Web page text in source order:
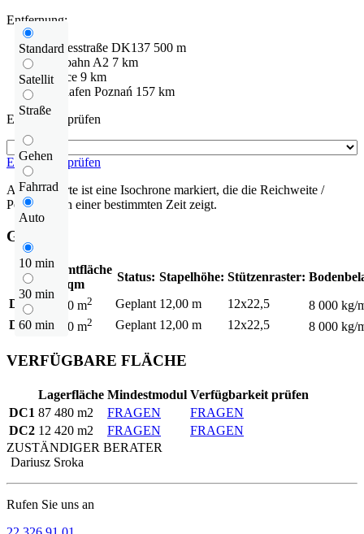
Standard
Satellit
Straße
Gehen
Fahrrad
Auto
10 min
30 min
60 min
Entfernung:
Bundesstraße DK137 500 m
Autobahn A2 7 km
Słubice 9 km
Flughafen Poznań 157 km
Entfernung prüfen
Entfernung prüfen
Auf der Karte ist eine Isochrone markiert, die die Reichweite /
Pendelzeit in einer bestimmten Zeit zeigt.
Gebäude
Gesamtfläche
qm
Status: Stapelhöhe: Stützenraster:
DC1
87 480 m2 Geplant 12,00 m 12x22,5
8 000 kg/
DC2 12 420 m2 Geplant 12,00 m 12x22,5 8 000 kg/
VERFÜGBARE FLÄCHE
Lagerfläche Mindestmodul Verfügbarkeit prüfen
DC1 87 480 m2 FRAGEN
FRAGEN
DC2 12 420 m2 FRAGEN
FRAGEN
ZUSTÄNDIGER BERATER
Dariusz Sroka
Rufen Sie uns an